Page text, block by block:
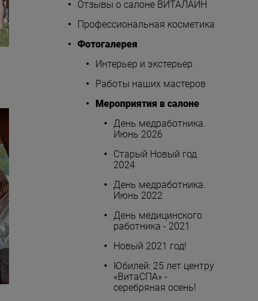
Отзывы о салоне ВИТАЛАЙН
Профессиональная косметика
Фотогалерея
Интерьер и экстерьер
Работы наших мастеров
Мероприятия в салоне
День медработника.
Июнь 2026
Старый Новый год
2024
День медработника.
Июнь 2022
День медицинского
работника - 2021
Новый 2021 год!
Юбилей: 25 лет центру
«ВитаСПА» -
серебряная осень!